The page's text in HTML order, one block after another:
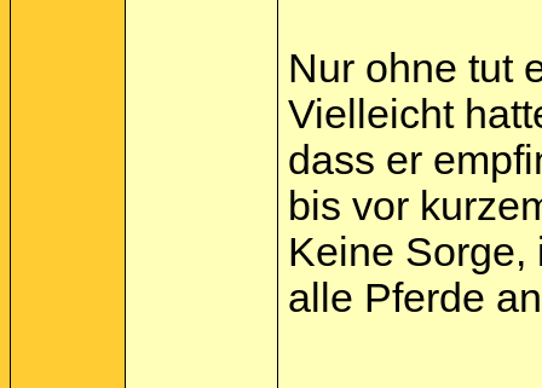
Nur ohne tut
Vielleicht
dass er
bis vor
Keine Sorge,
alle Pferde